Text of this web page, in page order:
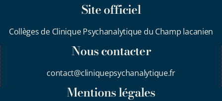
Site officiel
Collèges de Clinique Psychanalytique du Champ lacanien
Nous contacter
contact@cliniquepsychanalytique.fr
Mentions légales